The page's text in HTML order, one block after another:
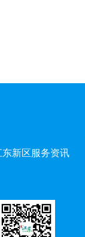
东新区服务资讯